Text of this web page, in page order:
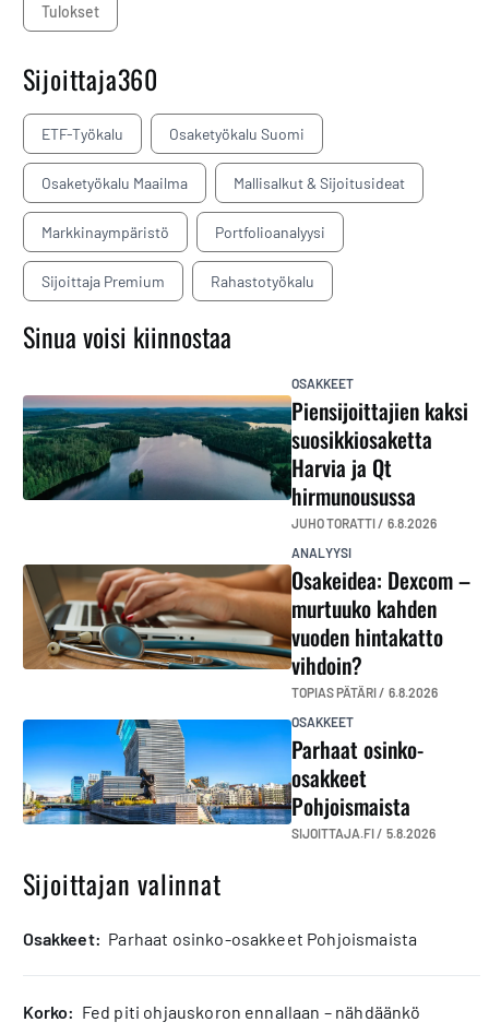
tulokset
Sijoittaja360
ETF-Työkalu Osaketyökalu Suomi
Osaketyökalu Maailma Mallisalkut & Sijoitusideat
Markkinaympäristö Portfolioanalyysi
Sijoittaja Premium Rahastotyökalu
Sinua voisi kiinnostaa
OSAKKEET
Piensijoittajien kaksi
suosikkiosaketta
Harvia ja Qt
hirmunousussa
JUHO TORATTI / 6.8.2026
ANALYYSI
Osakeidea: Dexcom –
murtuuko kahden
vuoden hintakatto
vihdoin?
TOPIAS PÄTÄRI / 6.8.2026
OSAKKEET
Parhaat osinko-
osakkeet
Pohjoismaista
SIJOITTAJA.FI / 5.8.2026
Sijoittajan valinnat
osakkeet: Parhaat osinko-osakkeet Pohjoismaista
korko: Fed piti ohjauskoron ennallaan – nähdäänkö